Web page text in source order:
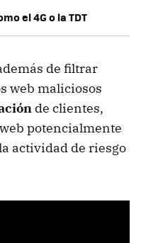
el 4G o la TDT
de filtrar
web maliciosos
de clientes,
potencialmente
actividad de riesgo